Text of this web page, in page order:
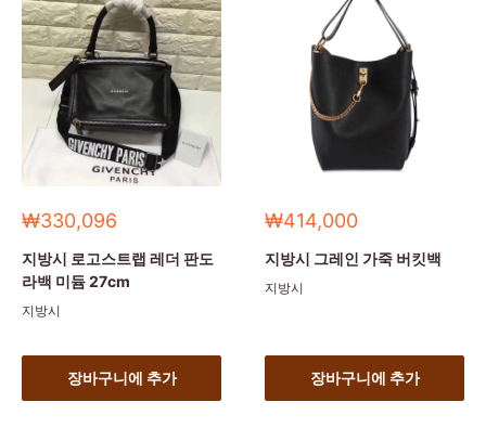
세
가
₩330,096
지방시 로고스트랩 레더 판도
라백 미듐 27cm
지방시
장바구니에 추가
세
가
₩414,000
지방시 그레인 가죽 버킷백
지방시
장바구니에 추가